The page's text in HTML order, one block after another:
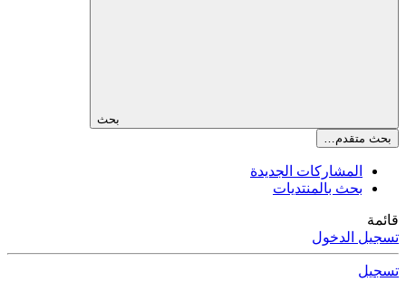
بحث
بحث متقدم…
المشاركات الجديدة
بحث بالمنتديات
قائمة
تسجيل الدخول
تسجيل